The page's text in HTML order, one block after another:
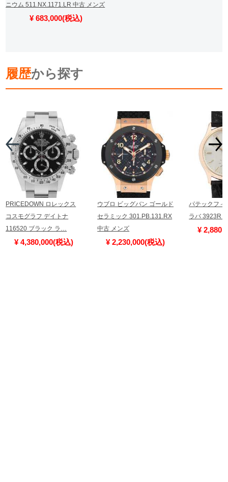
ニウム 511.NX.1171.LR 中古 メンズ
¥ 683,000(税込)
履歴から探す
PRICEDOWN ロレックス
コスモグラフ デイトナ
116520 ブラック ラ…
¥ 4,380,000(税込)
ウブロ ビッグバン ゴールド
セラミック 301.PB.131.RX
中古 メンズ
¥ 2,230,000(税込)
パテックフィ
ラバ 3923R
¥